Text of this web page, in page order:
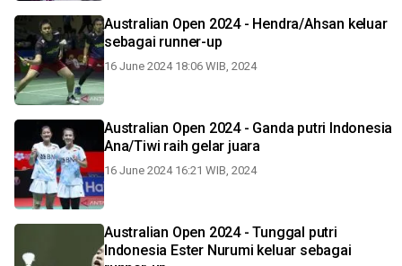
Australian Open 2024 - Hendra/Ahsan keluar
sebagai runner-up
16 June 2024 18:06 WIB, 2024
Australian Open 2024 - Ganda putri Indonesia
Ana/Tiwi raih gelar juara
16 June 2024 16:21 WIB, 2024
Australian Open 2024 - Tunggal putri
Indonesia Ester Nurumi keluar sebagai